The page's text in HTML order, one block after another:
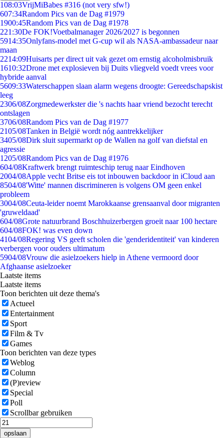
108:03VrijMiBabes #316 (not very sfw!)
607:34Random Pics van de Dag #1979
1900:45Random Pics van de Dag #1978
221:30De FOK!Voetbalmanager 2026/2027 is begonnen
5914:35Onlyfans-model met G-cup wil als NASA-ambassadeur naar
maan
2214:09Huisarts per direct uit vak gezet om ernstig alcoholmisbruik
1610:32Drone met explosieven bij Duits vliegveld voedt vrees voor
hybride aanval
5609:33Waterschappen slaan alarm wegens droogte: Gereedschapskist
leeg
2306/08Zorgmedewerkster die 's nachts haar vriend bezocht terecht
ontslagen
3706/08Random Pics van de Dag #1977
2105/08Tanken in België wordt nóg aantrekkelijker
3405/08Dirk sluit supermarkt op de Wallen na golf van diefstal en
agressie
1205/08Random Pics van de Dag #1976
604/08Kraftwerk brengt ruimteschip terug naar Eindhoven
2004/08Apple vecht Britse eis tot inbouwen backdoor in iCloud aan
8504/08'Witte' mannen discrimineren is volgens OM geen enkel
probleem
3004/08Ceuta-leider noemt Marokkaanse grensaanval door migranten
'gruweldaad'
604/08Grote natuurbrand Boschhuizerbergen groeit naar 100 hectare
604/08FOK! was even down
4104/08Regering VS geeft scholen die 'genderidentiteit' van kinderen
verbergen voor ouders ultimatum
5904/08Vrouw die asielzoekers hielp in Athene vermoord door
Afghaanse asielzoeker
Laatste items
Laatste items
Toon berichten uit deze thema's
Actueel
Entertainment
Sport
Film & Tv
Games
Toon berichten van deze types
Weblog
Column
(P)review
Special
Poll
Scrollbar gebruiken
opslaan